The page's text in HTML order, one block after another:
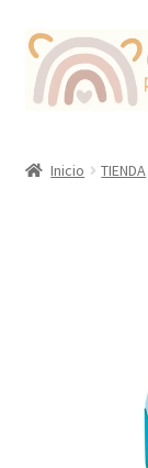
Ir
la
Ir
contenido
Inicio TIENDA